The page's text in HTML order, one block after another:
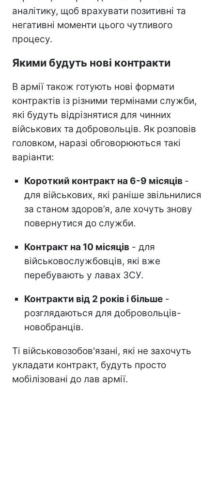
аналітику, щоб врахувати позитивні та
негативні моменти цього чутливого
процесу.
Якими будуть нові контракти
В армії також готують нові формати
контрактів із різними термінами служби,
які будуть відрізнятися для чинних
військових та добровольців. Як розповів
головком, наразі обговорюються такі
варіанти:
Короткий контракт на 6-9 місяців -
для військових, які раніше звільнилися
за станом здоров’я, але хочуть знову
повернутися до служби.
Контракт на 10 місяців - для
військовослужбовців, які вже
перебувають у лавах ЗСУ.
Контракти від 2 років і більше -
розглядаються для добровольців-
новобранців.
Ті військовозобов'язані, які не захочуть
укладати контракт, будуть просто
мобілізовані до лав армії.